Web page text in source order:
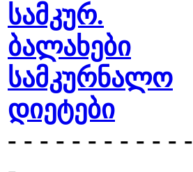
სამკურ.
ბალახები
სამკურნალო
დიეტები
- - - - - - - - - - - -